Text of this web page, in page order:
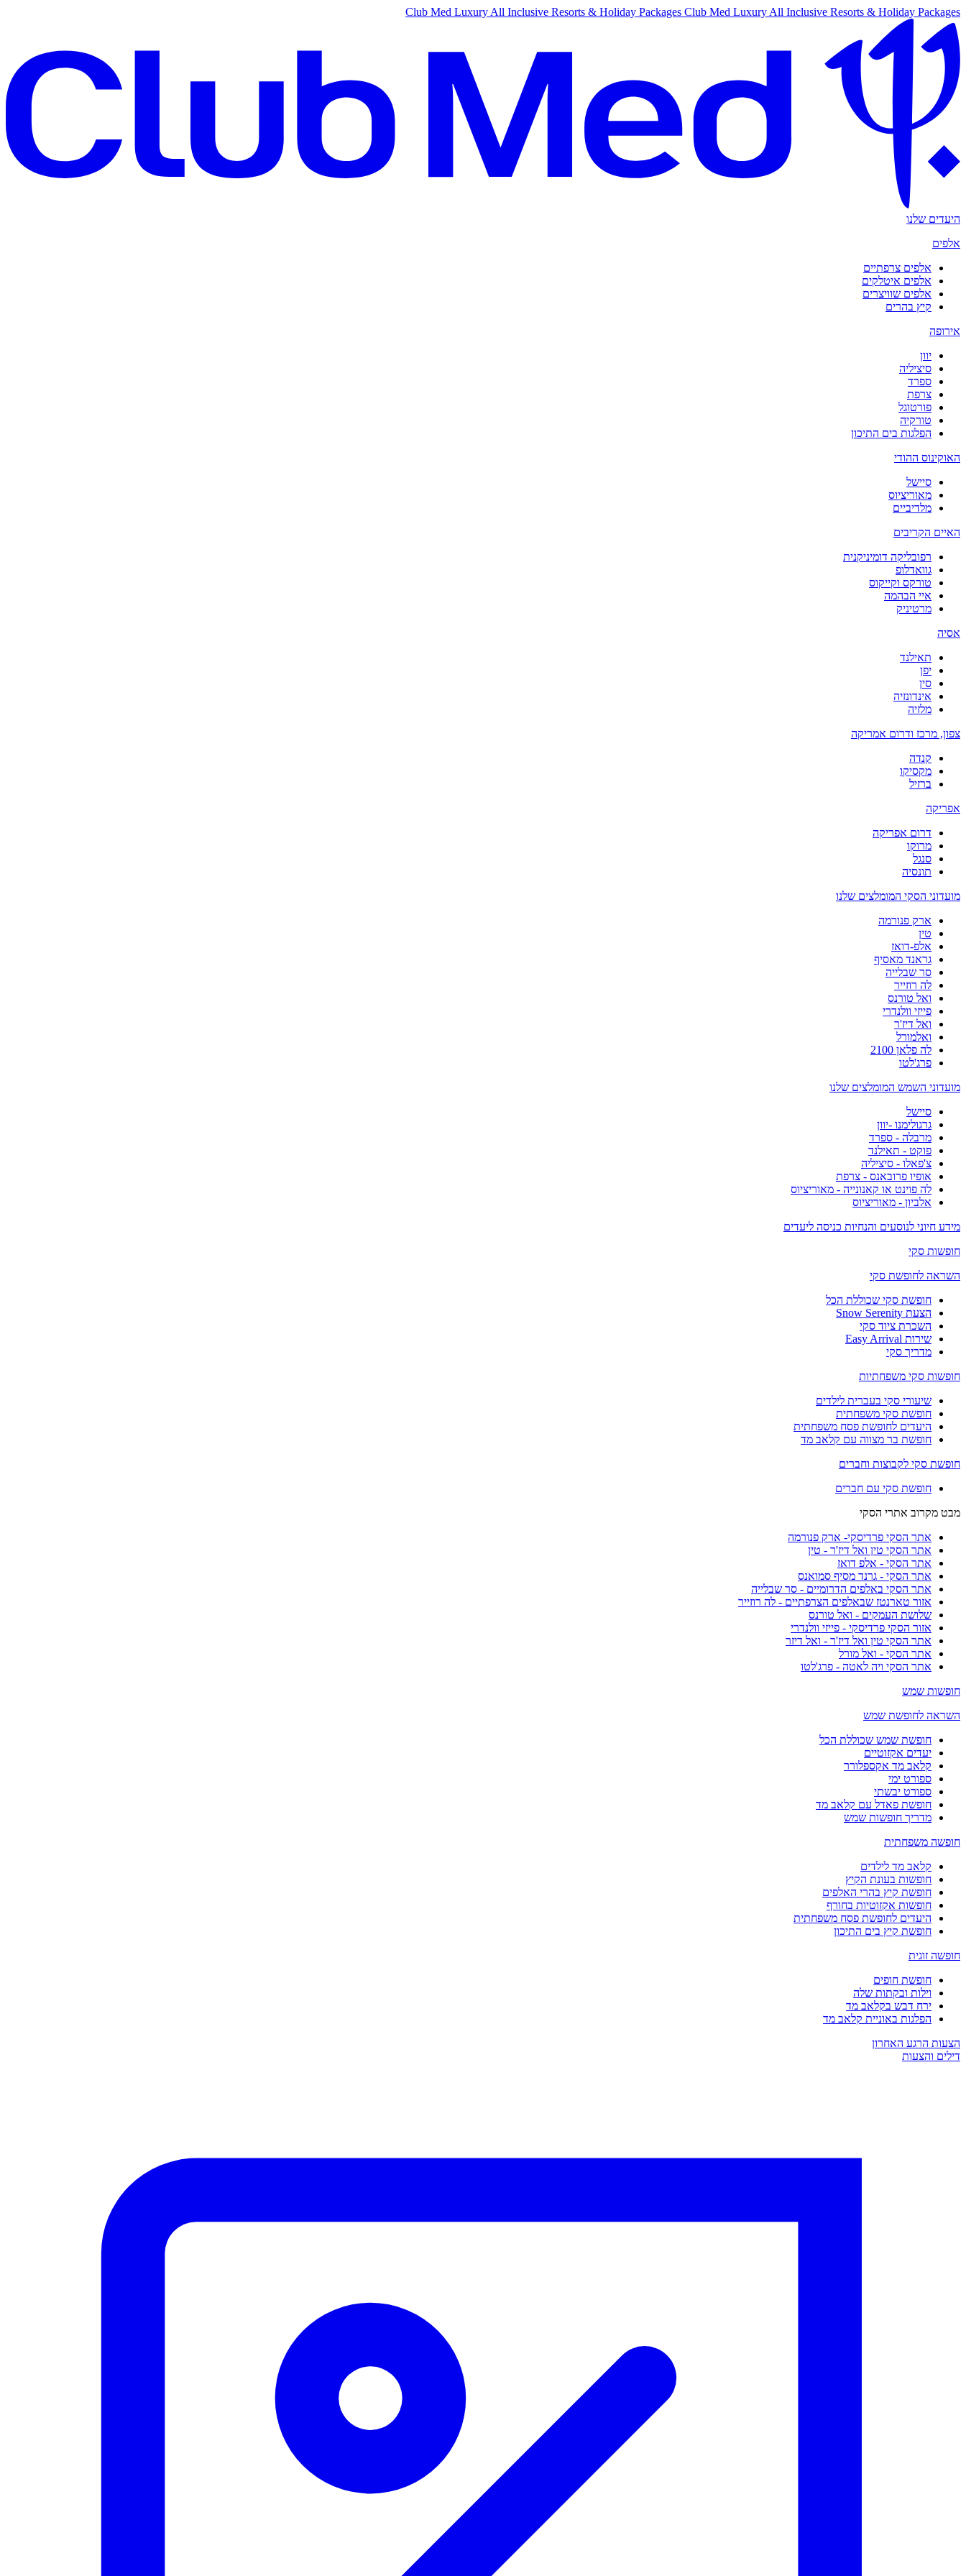
Club Med Luxury All Inclusive Resorts & Holiday Packages Club Med Luxury All Inclusive Resorts & Holiday Packages
היעדים שלנו
אלפים
אלפים צרפתיים
אלפים איטלקים
אלפים שוויצרים
קיץ בהרים
אירופה
יוון
סיציליה
ספרד
צרפת
פורטוגל
טורקיה
הפלגות בים התיכון
האוקינוס ההודי
סיישל
מאוריציוס
מלדיביים
האיים הקריבים
רפובליקה דומיניקנית
גוואדלופ
טורקס וקייקוס
איי הבהמה
מרטיניק
אסיה
תאילנד
יפן
סין
אינדונזיה
מלזיה
צפון, מרכז ודרום אמריקה
קנדה
מקסיקו
ברזיל
אפריקה
דרום אפריקה
מרוקו
סנגל
תונסיה
מועדוני הסקי המומלצים שלנו
ארק פנורמה
טין
אלפ-דואז
גראנד מאסיף
סר שבלייה
לה רוזייר
ואל טורנס
פייזי וולנדרי
ואל דיז'ר
ואלמורל
לה פלאן 2100
פרג'לטו
מועדוני השמש המומלצים שלנו
סיישל
גרגולימנו -יוון
מרבלה - ספרד
פוקט - תאילנד
צ'פאלו - סיציליה
אופיו פרובאנס - צרפת
לה פוינט או קאנונייה - מאוריציוס
אלביון - מאוריציוס
מידע חיוני לנוסעים והנחיות כניסה ליעדים
חופשות סקי
השראה לחופשת סקי
חופשת סקי שכוללת הכל
הצעת Snow Serenity
השכרת ציוד סקי
שירות Easy Arrival
מדריך סקי
חופשות סקי משפחתיות
שיעורי סקי בעברית לילדים
חופשת סקי משפחתית
היעדים לחופשת פסח משפחתית
חופשת בר מצווה עם קלאב מד
חופשת סקי לקבוצות וחברים
חופשת סקי עם חברים
מבט מקרוב אתרי הסקי
אתר הסקי פרדיסקי- ארק פנורמה
אתר הסקי טין ואל דיז'ר - טין
אתר הסקי - אלפ דואז
אתר הסקי - גרנד מסיף סמואנס
אתר הסקי באלפים הדרומיים - סר שבלייה
אזור טארנטז שבאלפים הצרפתיים - לה רוזייר
שלושת העמקים - ואל טורנס
אזור הסקי פרדיסקי - פייזי וולנדרי
אתר הסקי טין ואל דיז'ר - ואל דיזר
אתר הסקי - ואל מורל
אתר הסקי ויה לאטה - פרג'לטו
חופשות שמש
השראה לחופשת שמש
חופשת שמש שכוללת הכל
יעדים אקזוטיים
קלאב מד אקספלורר
ספורט ימי
ספורט יבשתי
חופשת פאדל עם קלאב מד
מדריך חופשות שמש
חופשה משפחתית
קלאב מד לילדים
חופשות בעונת הקיץ
חופשת קיץ בהרי האלפים
חופשות אקזוטיות בחורף
היעדים לחופשת פסח משפחתית
חופשת קיץ בים התיכון
חופשה זוגית
חופשת חופים
וילות ובקתות שלה
ירח דבש בקלאב מד
הפלגות באוניית קלאב מד
הצעות הרגע האחרון
דילים והצעות